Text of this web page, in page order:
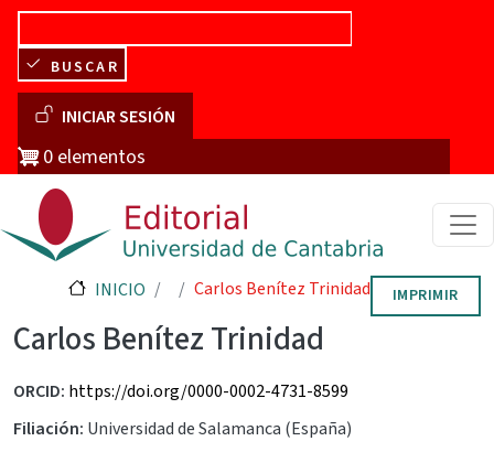
Pasar al contenido principal
BUSCAR
Menú de cuenta de usuario
INICIAR SESIÓN
0 elementos
INICIO Carlos Benítez Trinidad
Carlos Benítez Trinidad
IMPRIMIR
ORCID https://doi.org/0000-0002-4731-8599
Filiación Universidad de Salamanca (España)